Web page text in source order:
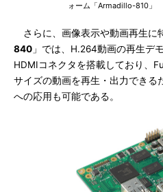
ォーム「Armadillo-810」
さらに、画像表示や動画再生に
840 」では、H.264動画の再生デ
HDMIコネクタを搭載しており、
サイズの動画を再生・出力できる
への応用も可能である。